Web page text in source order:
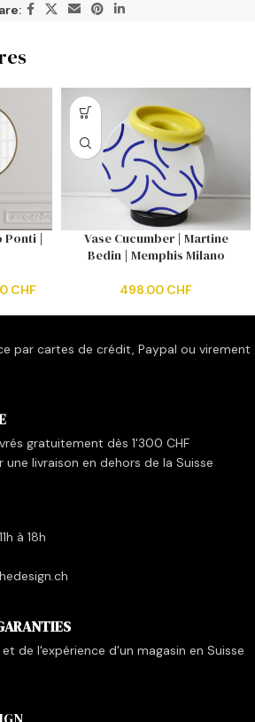
Ponti |
CHF
Vase Cucumber | Martine
Bedin | Memphis Milano
498.00 CHF
par cartes de crédit, Paypal ou virement
gratuitement dès 1'300 CHF
livraison en dehors de la Suisse
à 18h
de l'expérience d'un magasin en Suisse